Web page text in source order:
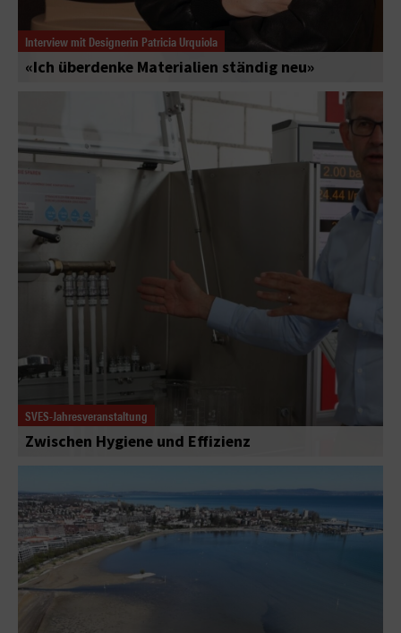
Interview mit Designerin Patricia Urquiola
«Ich überdenke Materialien ständig neu»
SVES-Jahresveranstaltung
Zwischen Hygiene und Effizienz